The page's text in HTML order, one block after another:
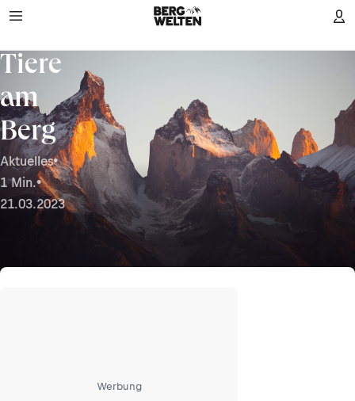
Tiere
am
Berg
Aktuelles•
1 Min.•
21.03.2023
Werbung